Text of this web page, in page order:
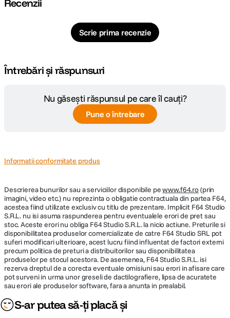
Recenzii
Scrie prima recenzie
Întrebări și răspunsuri
Nu găsești răspunsul pe care îl cauți?
Pune o întrebare
Informatii conformitate produs
Descrierea bunurilor sau a serviciilor disponibile pewww.f64.ro(prin
imagini, video etc.) nu reprezinta o obligatie contractuala din partea F64,
acestea fiind utilizate exclusiv cu titlu de prezentare. Implicit F64 Studio
S.R.L. nu isi asuma raspunderea pentru eventualele erori de pret sau
stoc. Aceste erori nu obliga F64 Studio S.R.L. la nicio actiune. Preturile si
disponibilitatea produselor comercializate de catre F64 Studio SRL pot
suferi modificari ulterioare, acest lucru fiind influentat de factori externi
precum politica de preturi a distribuitorilor sau disponibilitatea
produselor pe stocul acestora. De asemenea, F64 Studio S.R.L. isi
rezerva dreptul de a corecta eventuale omisiuni sau erori in afisare care
pot surveni in urma unor greseli de dactilografiere, lipsa de acuratete
sau erori ale produselor software, fara a anunta in prealabil.
S-ar putea să-ți placă și